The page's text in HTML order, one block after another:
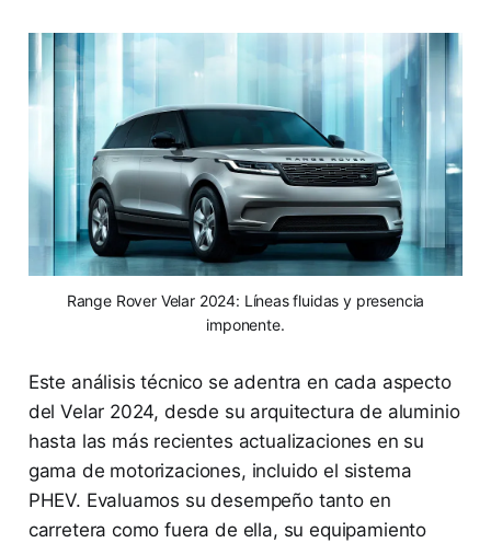
Range Rover Velar 2024: Líneas fluidas y presencia
imponente.
Este análisis técnico se adentra en cada aspecto
del Velar 2024, desde su arquitectura de aluminio
hasta las más recientes actualizaciones en su
gama de motorizaciones, incluido el sistema
PHEV. Evaluamos su desempeño tanto en
carretera como fuera de ella, su equipamiento